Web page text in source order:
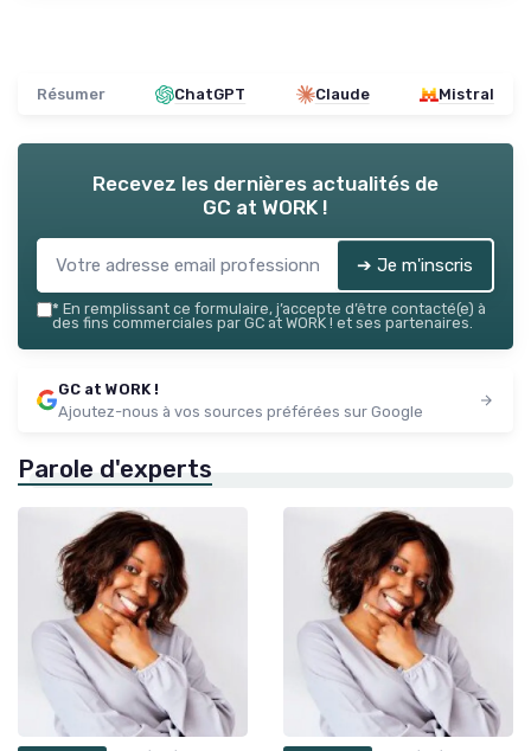
Résumer ChatGPT Claude Mistral
Recevez les dernières actualités de
GC at WORK !
➔ Je m'inscris
* En remplissant ce formulaire, j’accepte d’être contacté(e) à
des fins commerciales par GC at WORK ! et ses partenaires.
GC at WORK !
Ajoutez-nous à vos sources préférées sur Google
Parole d'experts